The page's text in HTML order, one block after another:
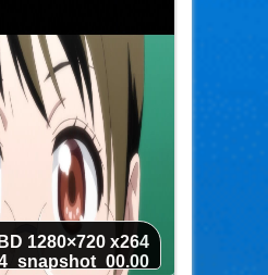
1280×720 x264